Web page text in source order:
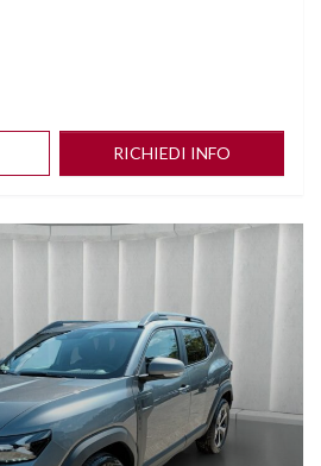
RICHIEDI INFO